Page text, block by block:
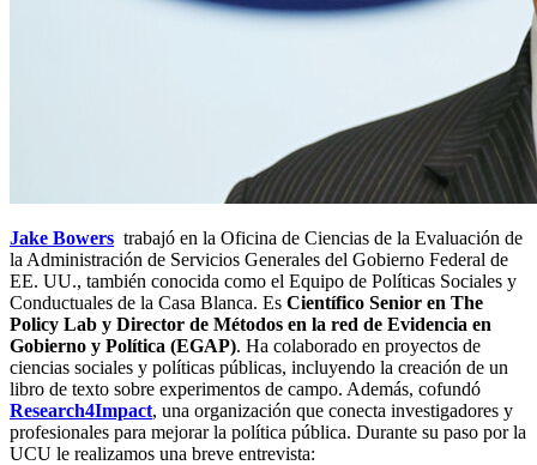
Jake Bowers trabajó en la Oficina de Ciencias de la Evaluación de
la Administración de Servicios Generales del Gobierno Federal de
EE. UU., también conocida como el Equipo de Políticas Sociales y
Conductuales de la Casa Blanca. Es Científico Senior en The
Policy Lab y Director de Métodos en la red de Evidencia en
Gobierno y Política (EGAP). Ha colaborado en proyectos de
ciencias sociales y políticas públicas, incluyendo la creación de un
libro de texto sobre experimentos de campo. Además, cofundó
Research4Impact, una organización que conecta investigadores y
profesionales para mejorar la política pública. Durante su paso por la
UCU le realizamos una breve entrevista: